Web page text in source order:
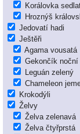
Korálovka
Hroznýš
Jedovatí hadi
Ještěři
Agama vousatá
Gekončík noční
Leguán zelený
Chameleon
Krokodýli
Želvy
Želva zelenavá
Želva čtyřprstá